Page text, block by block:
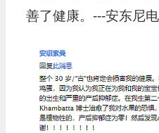
善了健康。---安东尼